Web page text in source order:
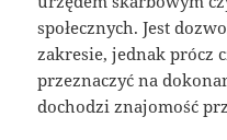
społecznych. Jest
zakresie, jednak prócz
przeznaczyć na
dochodzi znajomość